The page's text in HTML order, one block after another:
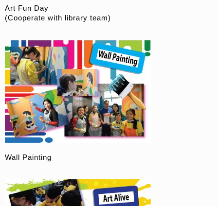
Art Fun Day
(Cooperate with library team)
Wall Painting